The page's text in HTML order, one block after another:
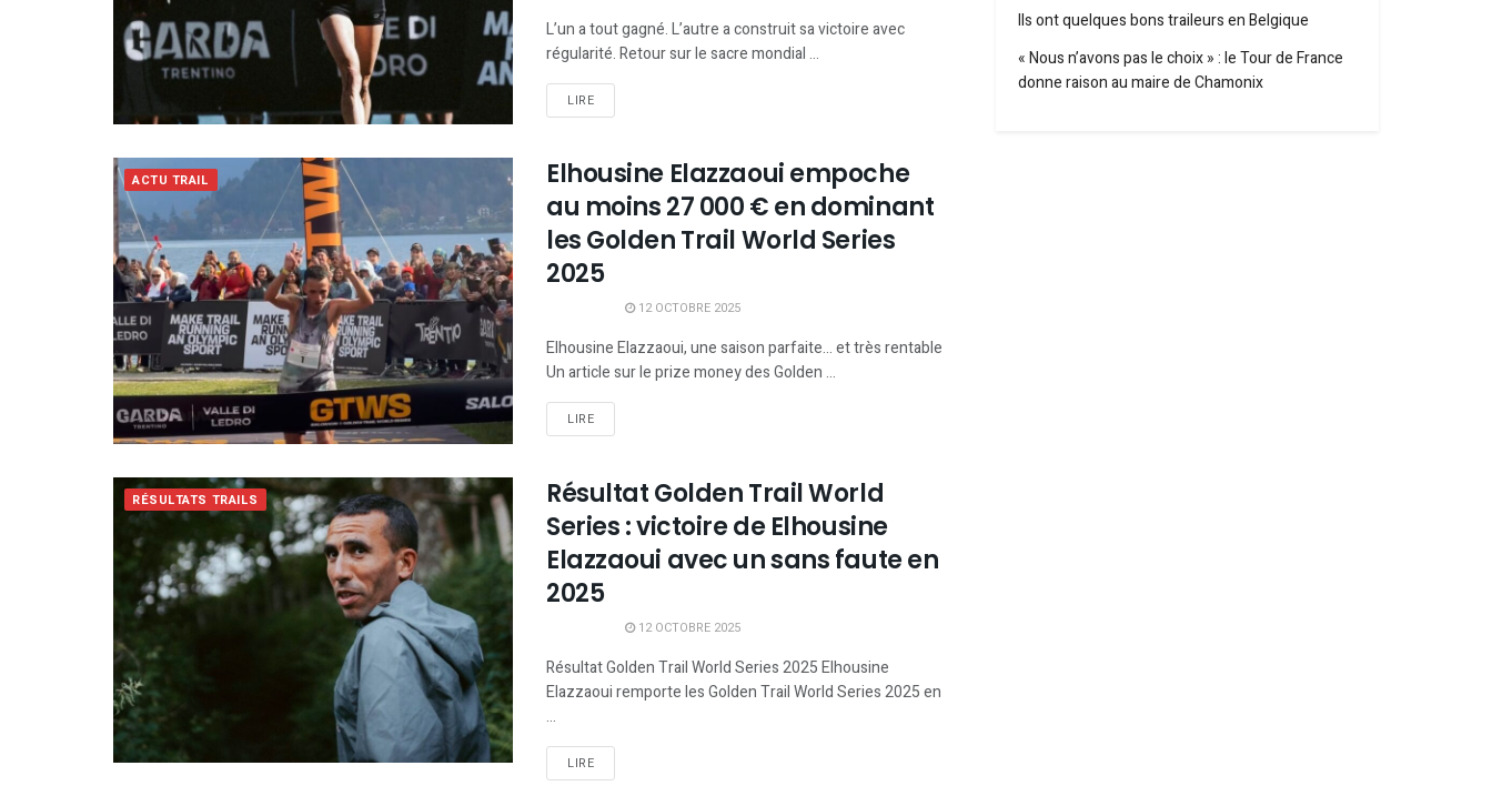
L’un a tout gagné. L’autre a construit sa victoire avec
régularité. Retour sur le sacre mondial ...
LIRE
ACTU TRAIL
Elhousine Elazzaoui empoche
au moins 27 000 € en dominant
les Golden Trail World Series
2025
12 OCTOBRE 2025
Elhousine Elazzaoui, une saison parfaite… et très rentable
Un article sur le prize money des Golden ...
LIRE
RÉSULTATS TRAILS
Résultat Golden Trail World
Series : victoire de Elhousine
Elazzaoui avec un sans faute en
2025
12 OCTOBRE 2025
Résultat Golden Trail World Series 2025 Elhousine
Elazzaoui remporte les Golden Trail World Series 2025 en
...
LIRE
Ils ont quelques bons traileurs en Belgique
« Nous n’avons pas le choix » : le Tour de France
donne raison au maire de Chamonix